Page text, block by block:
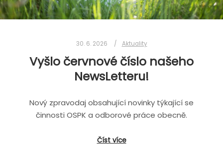
30. 6. 2026 Aktuality
Vyšlo červnové číslo našeho
NewsLetteru!
Nový zpravodaj obsahující novinky týkající se
činnosti OSPK a odborové práce obecně.
Číst více